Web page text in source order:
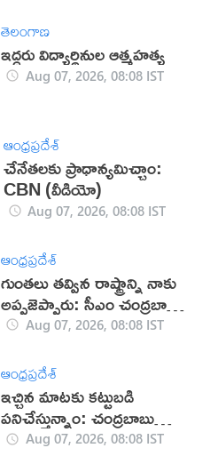
తెలంగాణ
ఇద్దరు విద్యార్థినుల ఆత్మహత్య
Aug 07, 2026, 08:08 IST
ఆంధ్రప్రదేశ్
చేనేతలకు ప్రాధాన్యమిచ్చాం:
CBN (వీడియో)
Aug 07, 2026, 08:08 IST
ఆంధ్రప్రదేశ్
గుంతలు తవ్విన రాష్ట్రాన్ని నాకు
అప్పజెప్పారు: సీఎం చంద్రబాబు
(వీడియో)
Aug 07, 2026, 08:08 IST
ఆంధ్రప్రదేశ్
ఇచ్చిన మాటకు కట్టుబడి
పనిచేస్తున్నాం: చంద్రబాబు
(వీడియో)
Aug 07, 2026, 08:08 IST